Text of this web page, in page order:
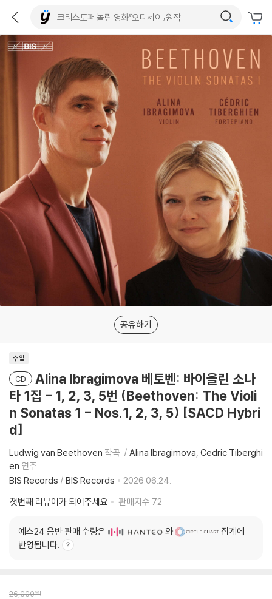
공유하기
수입
CD
Alina Ibragimova 베토벤: 바이올린 소나
타 1집 - 1, 2, 3, 5번 (Beethoven: The Violi
n Sonatas 1 - Nos.1, 2, 3, 5) [SACD Hybri
d]
Ludwig van Beethoven 작곡 Alina Ibragimova Cedric Tiberghi
en 연주
BIS Records / BIS Records
2026.06.24.
첫번째 리뷰어가 되어주세요
판매지수 72
예스24 음반 판매 수량은 와
집계에
반영됩니다.
26,000원